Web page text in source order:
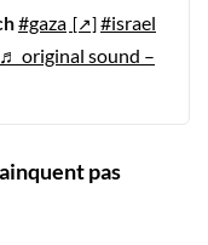
#gaza
#israel
♬ original sound –
pas